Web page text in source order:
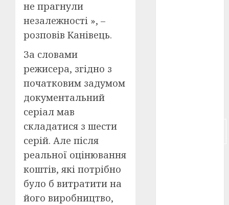
не прагнули
незалежності », –
розповів Канівець.
За словами
режисера, згідно з
початковим задумом
документальний
серіал мав
складатися з шести
серій. Але після
реальної оцінювання
коштів, які потрібно
було б витратити на
його виробництво,